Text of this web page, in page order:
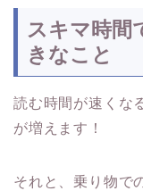
スキマ時間
きなこと
読む時間が速くな
が増えます！
それと、乗り物で